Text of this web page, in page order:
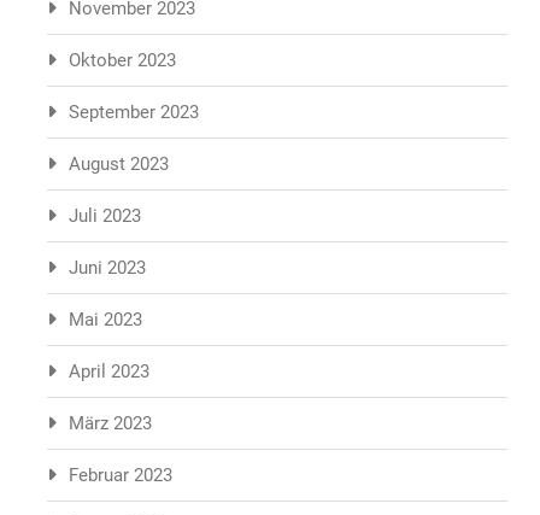
November 2023
Oktober 2023
September 2023
August 2023
Juli 2023
Juni 2023
Mai 2023
April 2023
März 2023
Februar 2023